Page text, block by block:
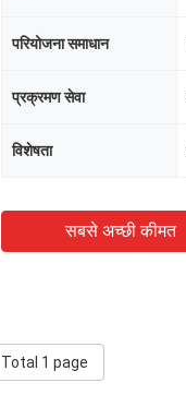
परियोजना समाधान
प्रक्रमण सेवा
विशेषता
सबसे अच्छी कीमत
Total 1 page